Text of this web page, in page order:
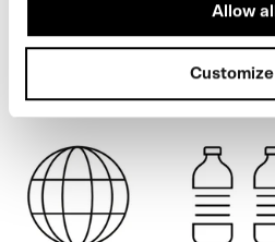
Allow all
Customize